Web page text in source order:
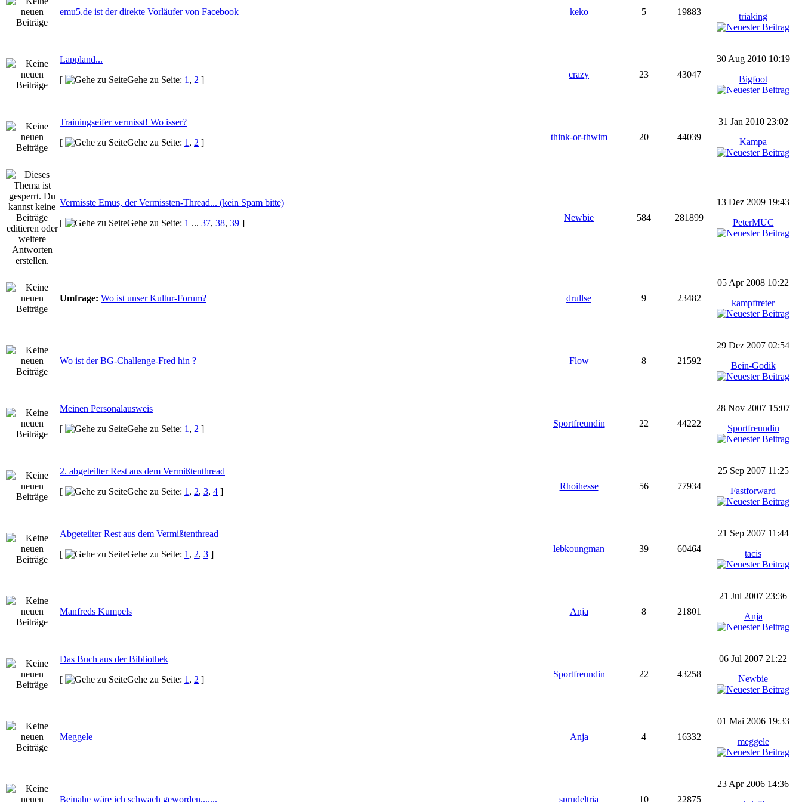
emu5.de ist der direkte Vorläufer von Facebook keko 5 19883
triaking
Lappland...
[
Gehe zu Seite: 1 , 2 ]
crazy 23 43047
30 Aug 2010 10:19
Bigfoot
Trainingseifer vermisst! Wo isser?
[
Gehe zu Seite: 1 , 2 ]
think-or-thwim 20 44039
31 Jan 2010 23:02
Kampa
Vermisste Emus, der Vermissten-Thread... (kein Spam bitte)
[
Gehe zu Seite: 1 ... 37, 38, 39 ]
Newbie 584 281899
13 Dez 2009 19:43
PeterMUC
Umfrage: Wo ist unser Kultur-Forum? drullse 9 23482
05 Apr 2008 10:22
kampftreter
Wo ist der BG-Challenge-Fred hin ? Flow 8 21592
29 Dez 2007 02:54
Bein-Godik
Meinen Personalausweis
[
Gehe zu Seite: 1 , 2 ]
Sportfreundin 22 44222
28 Nov 2007 15:07
Sportfreundin
2. abgeteilter Rest aus dem Vermißtenthread
[
Gehe zu Seite: 1 , 2, 3, 4 ]
Rhoihesse 56 77934
25 Sep 2007 11:25
Fastforward
Abgeteilter Rest aus dem Vermißtenthread
[
Gehe zu Seite: 1 , 2, 3 ]
lebkoungman 39 60464
21 Sep 2007 11:44
tacis
Manfreds Kumpels Anja 8 21801
21 Jul 2007 23:36
Anja
Das Buch aus der Bibliothek
[
Gehe zu Seite: 1 , 2 ]
Sportfreundin 22 43258
06 Jul 2007 21:22
Newbie
Meggele Anja 4 16332
01 Mai 2006 19:33
meggele
Beinahe wäre ich schwach geworden....... sprudeltria 10 22875
23 Apr 2006 14:36